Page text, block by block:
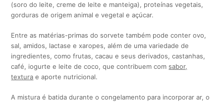
(soro do leite, creme de leite e manteiga), proteínas vegetais,
gorduras de origem animal e vegetal e açúcar.
Entre as matérias-primas do sorvete também pode conter ovo,
sal, amidos, lactase e xaropes, além de uma variedade de
ingredientes, como frutas, cacau e seus derivados, castanhas,
café, iogurte e leite de coco, que contribuem com sabor,
textura e aporte nutricional.
A mistura é batida durante o congelamento para incorporar ar, o